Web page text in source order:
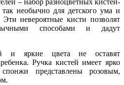
– набор разноцветных кистей-
необычно для детского ума и
невероятные кисти позволят
способами и дадут
и яркие цвета не оставят
Ручка кистей имеет ярко
представлены розовым,